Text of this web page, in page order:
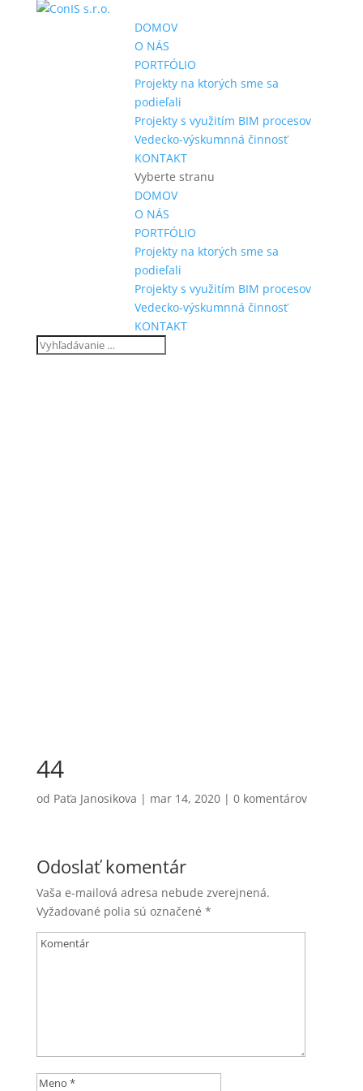
DOMOV
O NÁS
PORTFÓLIO
Projekty na ktorých sme sa
podieľali
Projekty s využitím BIM procesov
Vedecko-výskumnná činnosť
KONTAKT
Vyberte stranu
DOMOV
O NÁS
PORTFÓLIO
Projekty na ktorých sme sa
podieľali
Projekty s využitím BIM procesov
Vedecko-výskumnná činnosť
KONTAKT
44
od Paťa Janosikova | mar 14, 2020| 0 komentárov
Odoslať komentár
Vaša e-mailová adresa nebude zverejnená.
Vyžadované polia sú označené *